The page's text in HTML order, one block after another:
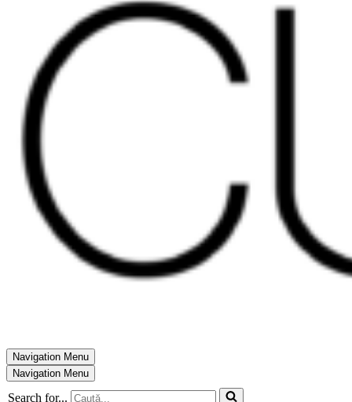
Navigation Menu
Navigation Menu
Search for...